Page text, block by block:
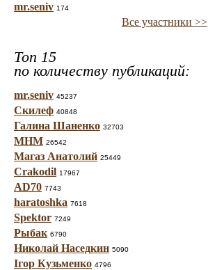
mr.seniv 174
Все участники >>
Топ 15
по количеству публикаций:
mr.seniv 45237
Скилеф 40848
Галина Шаненко 32703
МНМ 26542
Магаз Анатолий 25449
Crakodil 17967
AD70 7743
haratoshka 7618
Spektor 7249
Рыбак 6790
Николай Наседкин 5090
Ігор Кузьменко 4796